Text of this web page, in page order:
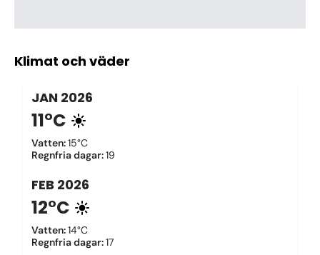
Klimat och väder
JAN 2026
11°C
Vatten:15°C
Regnfria dagar:19
FEB 2026
12°C
Vatten:14°C
Regnfria dagar:17